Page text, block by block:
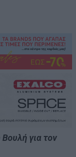
για τον